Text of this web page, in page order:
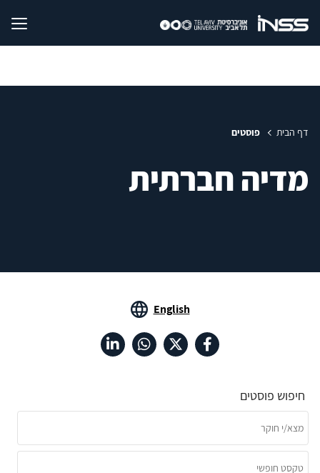
דף הבית פוסטים
מדיה חברתית
English
חיפוש פוסטים